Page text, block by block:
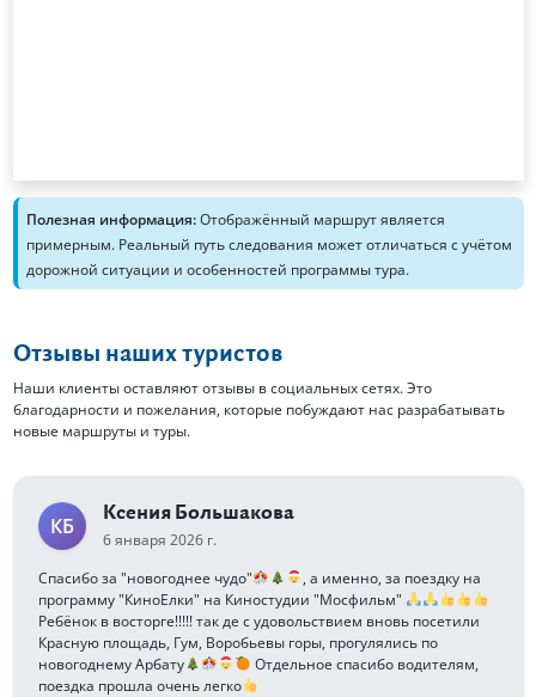
Полезная информация:Отображённый маршрут является
примерным. Реальный путь следования может отличаться с учётом
дорожной ситуации и особенностей программы тура.
Отзывы наших туристов
Наши клиенты оставляют отзывы в социальных сетях. Это
благодарности и пожелания, которые побуждают нас разрабатывать
новые маршруты и туры.
КБ
Ксения Большакова
6 января 2026 г.
Спасибо за "новогоднее чудо"
, а именно, за поездку на
программу "КиноЕлки" на Киностудии "Мосфильм"
Ребёнок в восторге!!!!! так де с удовольствием вновь посетили
Красную площадь, Гум, Воробьевы горы, прогулялись по
новогоднему Арбату
Отдельное спасибо водителям,
поездка прошла очень легко